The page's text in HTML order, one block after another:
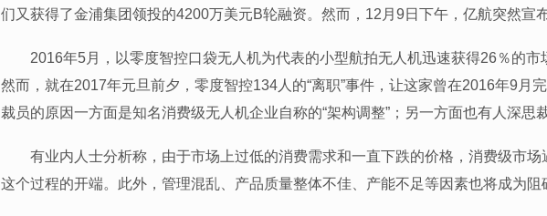
们又获得了金浦集团领投的4200万美元B轮融资。然而，12月9日下午，亿航突然宣
2016年5月，以零度智控口袋无人机为代表的小型航拍无人机迅速获得26％的市
然而，就在2017年元旦前夕，零度智控134人的“离职”事件，让这家曾在2016年9月
裁员的原因一方面是知名消费级无人机企业自称的“架构调整”；另一方面也有人深思
有业内人士分析称，由于市场上过低的消费需求和一直下跌的价格，消费级市
这个过程的开端。此外，管理混乱、产品质量整体不佳、产能不足等因素也将成为阻